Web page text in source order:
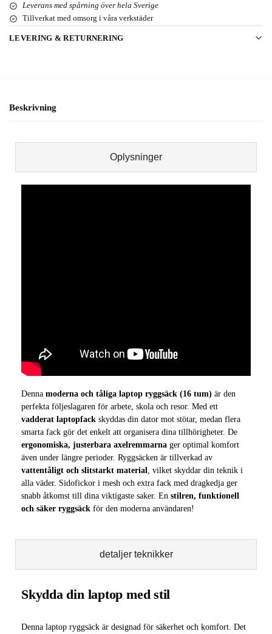
Leverans med spårning över hela Sverige
Tillverkat med omsorg i våra verkstäder
LEVERING & RETURNERING
Beskrivning
Oplysninger
detaljer teknikker
Denna moderna och tåliga laptop ryggsäck (16 tum) är den
perfekta följeslagaren för arbete, skola och resor. Med ett
vadderat laptopfack skyddas din dator mot stötar, medan flera
smarta fack gör det enkelt att organisera dina tillhörigheter. De
ergonomiska, justerbara axelremmarna ger optimal komfort
även under längre perioder. Ryggsäcken är tillverkad av
vattentåligt och slitstarkt material, vilket skyddar din teknik i
alla väder. Sidofickor i mesh och extra fack med dragkedja ger
snabb åtkomst till dina viktigaste saker. En stilren, funktionell
och säker ryggsäck för den moderna användaren!
Skydda din laptop med stil
Denna laptop ryggsäck är designad för säkerhet och komfort. Det